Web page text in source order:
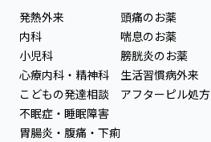
発熱外来
内科
小児科
心療内科・精神科
こどもの発達相談
不眠症・睡眠障害
胃腸炎・腹痛・下痢
頭痛のお薬
喘息のお薬
膀胱炎のお薬
生活習慣病外来
アフターピル処方